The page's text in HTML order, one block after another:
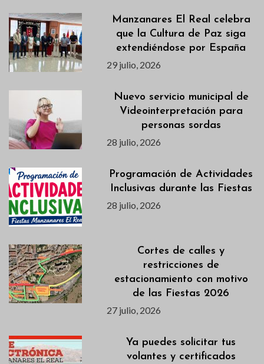
Manzanares El Real celebra
que la Cultura de Paz siga
extendiéndose por España
29 julio, 2026
Nuevo servicio municipal de
Videointerpretación para
personas sordas
28 julio, 2026
Programación de Actividades
Inclusivas durante las Fiestas
28 julio, 2026
Cortes de calles y
restricciones de
estacionamiento con motivo
de las Fiestas 2026
27 julio, 2026
Ya puedes solicitar tus
volantes y certificados